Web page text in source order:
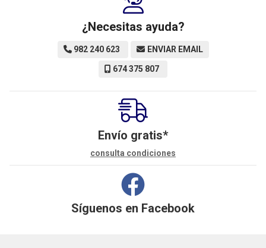
¿Necesitas ayuda?
982 240 623 ENVIAR EMAIL
674 375 807
Envío gratis*
consulta condiciones
Síguenos en Facebook